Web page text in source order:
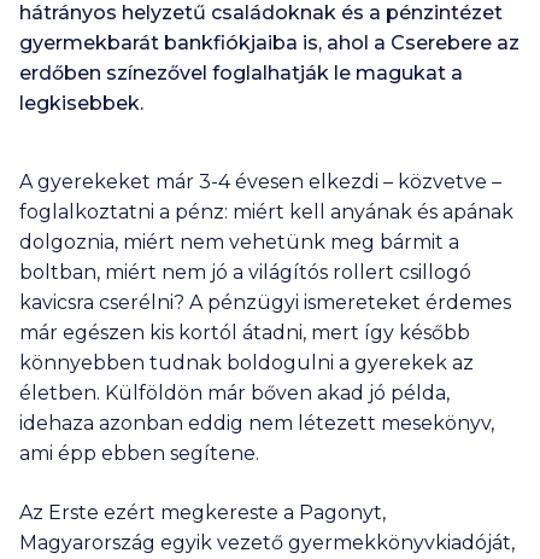
hátrányos helyzetű családoknak és a pénzintézet
gyermekbarát bankfiókjaiba is, ahol a Cserebere az
erdőben színezővel foglalhatják le magukat a
legkisebbek.
A gyerekeket már 3-4 évesen elkezdi – közvetve –
foglalkoztatni a pénz: miért kell anyának és apának
dolgoznia, miért nem vehetünk meg bármit a
boltban, miért nem jó a világítós rollert csillogó
kavicsra cserélni? A pénzügyi ismereteket érdemes
már egészen kis kortól átadni, mert így később
könnyebben tudnak boldogulni a gyerekek az
életben. Külföldön már bőven akad jó példa,
idehaza azonban eddig nem létezett mesekönyv,
ami épp ebben segítene.
Az Erste ezért megkereste a Pagonyt,
Magyarország egyik vezető gyermekkönyvkiadóját,